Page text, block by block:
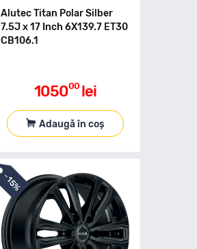
Alutec Titan Polar Silber
7.5J x 17 Inch 6X139.7 ET30
CB106.1
105000 lei
Adaugă în coș
-15%